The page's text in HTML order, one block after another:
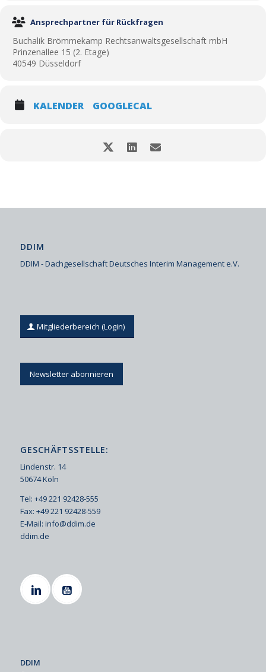
Ansprechpartner für Rückfragen
Buchalik Brömmekamp Rechtsanwaltsgesellschaft mbH
Prinzenallee 15 (2. Etage)
40549 Düsseldorf
KALENDER GOOGLECAL
DDIM
DDIM - Dachgesellschaft Deutsches Interim Management e.V.
Mitgliederbereich (Login)
Newsletter abonnieren
GESCHÄFTSSTELLE:
Lindenstr. 14
50674 Köln
Tel: +49 221 92428-555
Fax: +49 221 92428-559
E-Mail: info@ddim.de
ddim.de
DDIM